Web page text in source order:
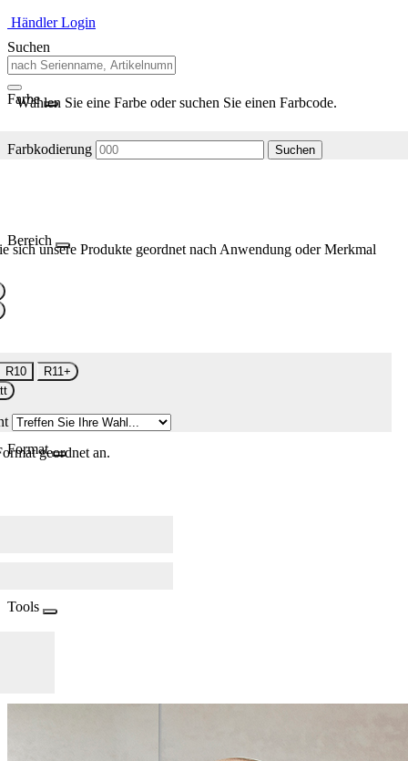
Händler Login
Suchen
Farbe
Wählen Sie eine Farbe oder suchen Sie einen Farbcode.
Farbkodierung Suchen
Bereich
sich unsere Produkte geordnet nach Anwendung oder Merkmal
R10
R11+
Formatgeordnet an.
Tools